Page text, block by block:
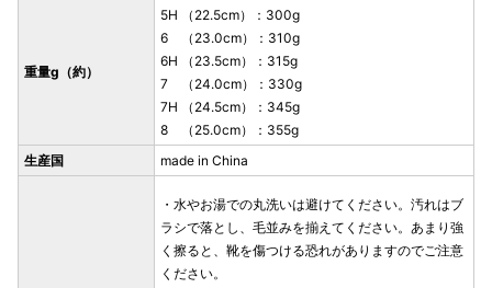
重量g（約）
5H （22.5cm）：300g
6 （23.0cm）：310g
6H （23.5cm）：315g
7 （24.0cm）：330g
7H （24.5cm）：345g
8 （25.0cm）：355g
生産国
made in China
・水やお湯での丸洗いは避けてください。汚れはブ
ラシで落とし、毛並みを揃えてください。あまり強
く擦ると、靴を傷つける恐れがありますのでご注意
ください。